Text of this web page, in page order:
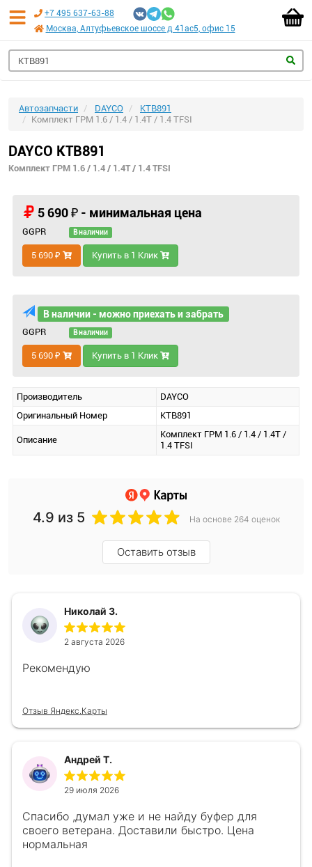
+7 495 637-63-88
Москва, Алтуфьевское шоссе д 41ас5, офис 15
Автозапчасти DAYCO
KTB891
Комплект ГРМ 1.6 / 1.4 / 1.4T / 1.4 TFSI
DAYCO KTB891
Комплект ГРМ 1.6 / 1.4 / 1.4T / 1.4 TFSI
5 690 ₽ - минимальная цена
GGPR В наличии
5 690 ₽ Купить в 1 Клик
В наличии - можно приехать и забрать
GGPR В наличии
5 690 ₽ Купить в 1 Клик
Производитель
DAYCO
Оригинальный Номер
KTB891
Описание
Комплект ГРМ 1.6 / 1.4 / 1.4T /
1.4 TFSI
4.9 из 5 На основе 264 оценок
Оставить отзыв
Николай З.
2 августа 2026
Рекомендую
Отзыв Яндекс.Карты
Андрей Т.
29 июля 2026
Спасибо ,думал уже и не найду буфер для
своего ветерана. Доставили быстро. Цена
нормальная